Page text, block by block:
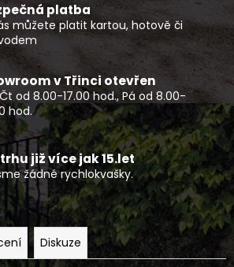
platba
můžete platit kartou, hotově či
v Třinci otevřen
od 8.00-17.00 hod., Pá od 8.00-
hod.
již více jak 15.let
žádné rychlokvašky.
Diskuze